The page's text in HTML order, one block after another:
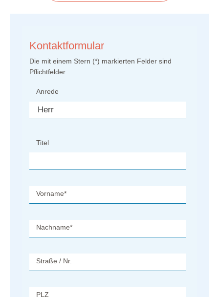
Kontaktformular
Die mit einem Stern (*) markierten Felder sind
Pflichtfelder.
Anrede
Titel
Vorname*
Nachname*
Straße / Nr.
PLZ